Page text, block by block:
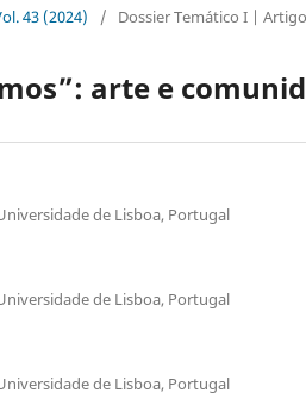
43 (2024) / Dossier Temático I |
arte e
de Lisboa, Portugal
de Lisboa, Portugal
de Lisboa, Portugal